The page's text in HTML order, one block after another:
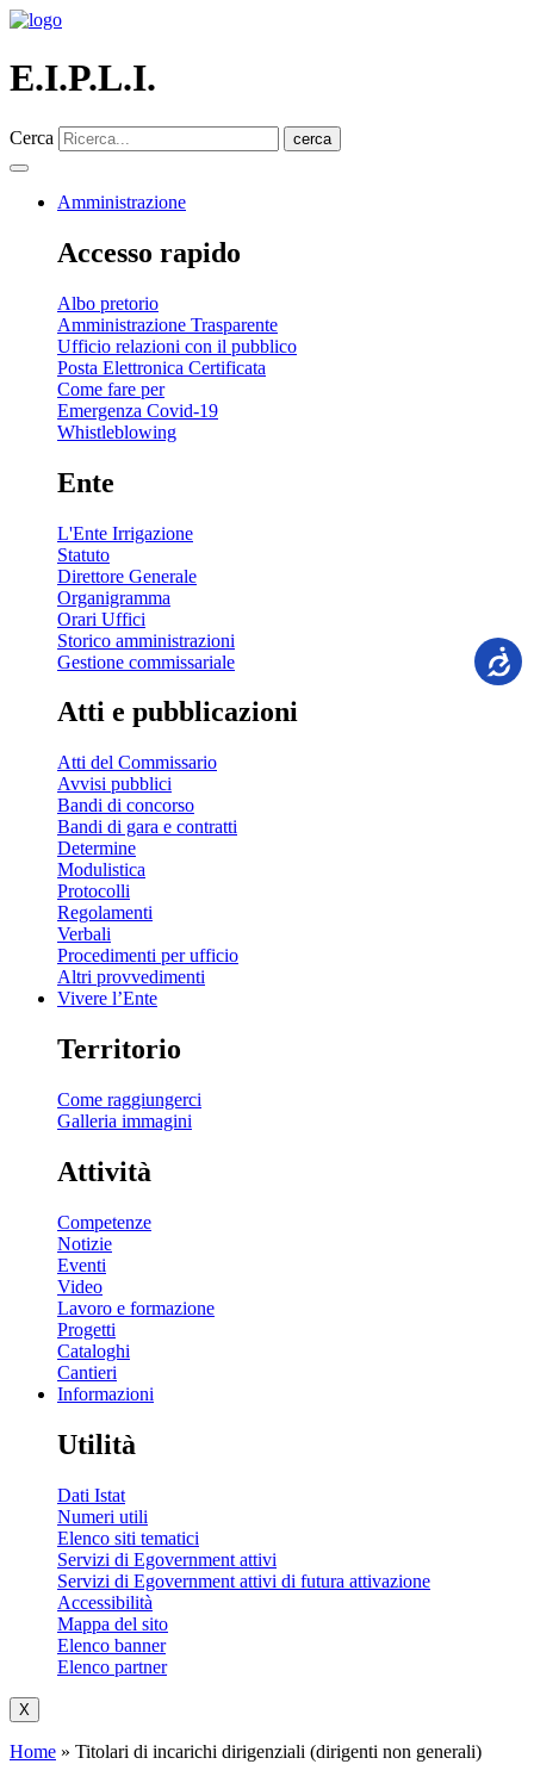
E.I.P.L.I.
Cerca cerca
Amministrazione
Accesso rapido
Albo pretorio
Amministrazione Trasparente
Ufficio relazioni con il pubblico
Posta Elettronica Certificata
Come fare per
Emergenza Covid-19
Whistleblowing
Ente
L'Ente Irrigazione
Statuto
Direttore Generale
Organigramma
Orari Uffici
Storico amministrazioni
Gestione commissariale
Atti e pubblicazioni
Atti del Commissario
Avvisi pubblici
Bandi di concorso
Bandi di gara e contratti
Determine
Modulistica
Protocolli
Regolamenti
Verbali
Procedimenti per ufficio
Altri provvedimenti
Vivere l’Ente
Territorio
Come raggiungerci
Galleria immagini
Attività
Competenze
Notizie
Eventi
Video
Lavoro e formazione
Progetti
Cataloghi
Cantieri
Informazioni
Utilità
Dati Istat
Numeri utili
Elenco siti tematici
Servizi di Egovernment attivi
Servizi di Egovernment attivi di futura attivazione
Accessibilità
Mappa del sito
Elenco banner
Elenco partner
X
Home » Titolari di incarichi dirigenziali (dirigenti non generali)